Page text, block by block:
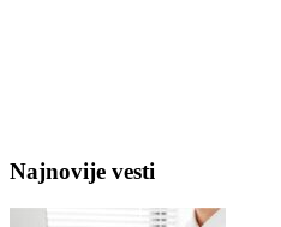
Najnovije vesti